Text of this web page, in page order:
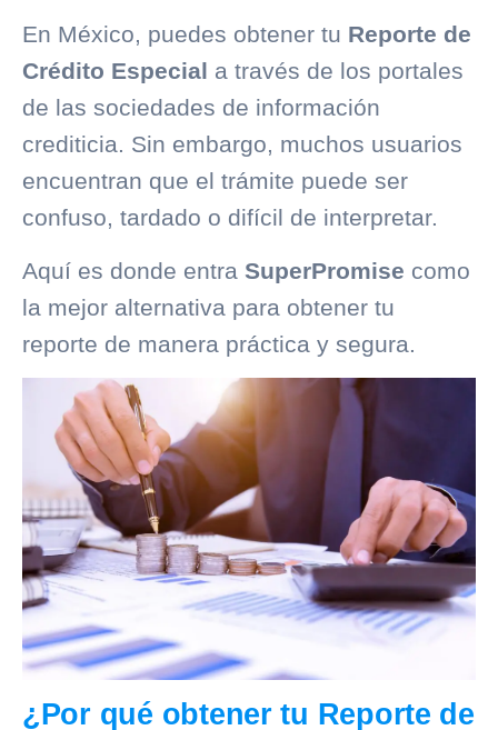
En México, puedes obtener tu Reporte de
Crédito Especial a través de los portales
de las sociedades de información
crediticia. Sin embargo, muchos usuarios
encuentran que el trámite puede ser
confuso, tardado o difícil de interpretar.
Aquí es donde entra SuperPromise como
la mejor alternativa para obtener tu
reporte de manera práctica y segura.
¿Por qué obtener tu Reporte de